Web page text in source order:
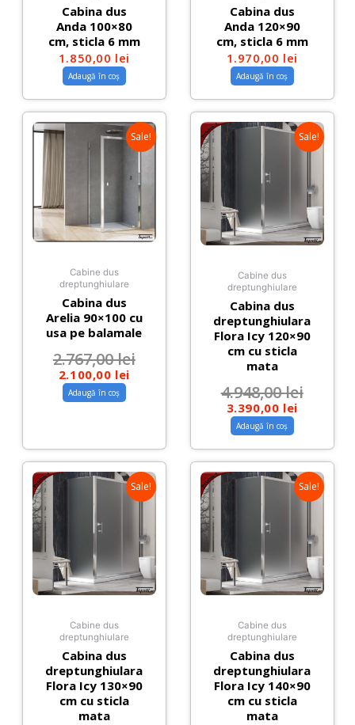
Cabina dus
Anda 100×80
cm, sticla 6 mm
1.850,00 lei
Adaugă în coș
Cabina dus
Anda 120×90
cm, sticla 6 mm
1.970,00 lei
Adaugă în coș
Sale!
Cabine dus
dreptunghiulare
Cabina dus
Arelia 90×100 cu
usa pe balamale
2.767,00lei
2.100,00 lei
Adaugă în coș
Sale!
Cabine dus
dreptunghiulare
Cabina dus
dreptunghiulara
Flora Icy 120×90
cm cu sticla
mata
4.948,00lei
3.390,00 lei
Adaugă în coș
Sale!
Cabine dus
dreptunghiulare
Cabina dus
dreptunghiulara
Flora Icy 130×90
cm cu sticla
mata
Sale!
Cabine dus
dreptunghiulare
Cabina dus
dreptunghiulara
Flora Icy 140×90
cm cu sticla
mata